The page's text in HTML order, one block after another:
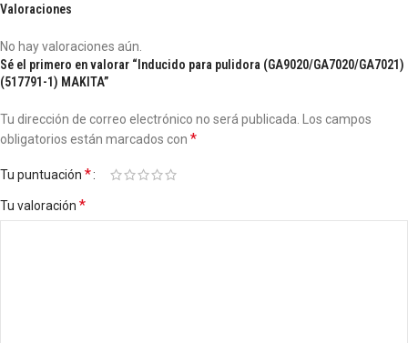
Valoraciones
No hay valoraciones aún.
Sé el primero en valorar “Inducido para pulidora (GA9020/GA7020/GA7021)
(517791-1) MAKITA”
Tu dirección de correo electrónico no será publicada. Los campos
obligatorios están marcados con *
Tu puntuación *
Tu valoración *